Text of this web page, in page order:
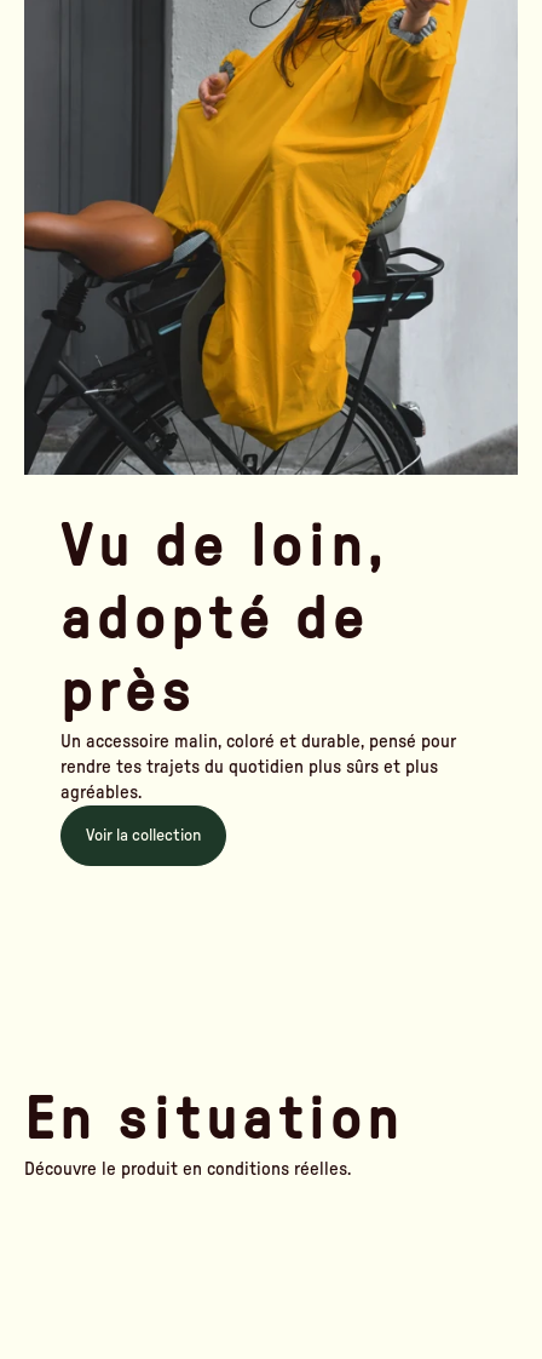
Vu de loin,
adopté de
près
Un accessoire malin, coloré et durable, pensé pour
rendre tes trajets du quotidien plus sûrs et plus
agréables.
Voir la collection
En situation
Découvre le produit en conditions réelles.